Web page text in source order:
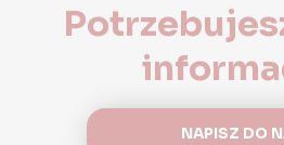
NAPISZ DO